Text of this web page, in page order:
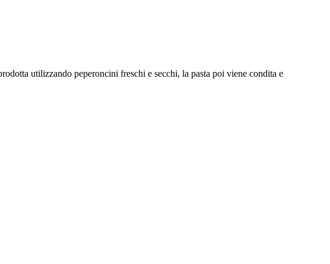
utilizzando peperoncini freschi e secchi, la pasta poi viene condita e